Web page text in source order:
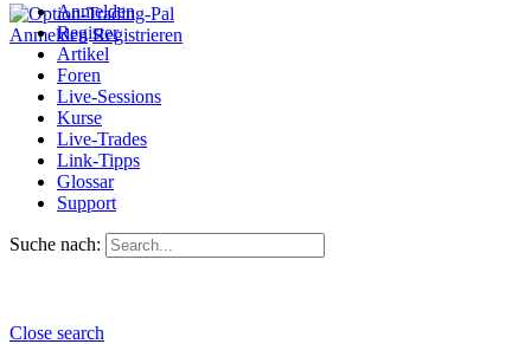
Anmelden Registrieren
Anmelden
Register
Artikel
Foren
Live-Sessions
Kurse
Live-Trades
Link-Tipps
Glossar
Support
Suche nach:
Close search